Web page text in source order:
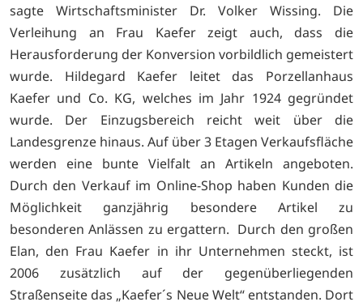
sagte Wirtschaftsminister Dr. Volker Wissing. Die
Verleihung an Frau Kaefer zeigt auch, dass die
Herausforderung der Konversion vorbildlich gemeistert
wurde. Hildegard Kaefer leitet das Porzellanhaus
Kaefer und Co. KG, welches im Jahr 1924 gegründet
wurde. Der Einzugsbereich reicht weit über die
Landesgrenze hinaus. Auf über 3 Etagen Verkaufsfläche
werden eine bunte Vielfalt an Artikeln angeboten.
Durch den Verkauf im Online-Shop haben Kunden die
Möglichkeit ganzjährig besondere Artikel zu
besonderen Anlässen zu ergattern. Durch den großen
Elan, den Frau Kaefer in ihr Unternehmen steckt, ist
2006 zusätzlich auf der gegenüberliegenden
Straßenseite das „Kaefer´s Neue Welt“ entstanden. Dort